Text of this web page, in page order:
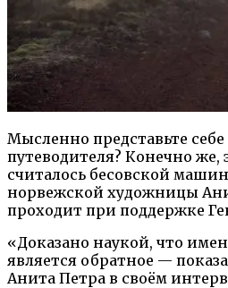
Мысленно представьте
путеводителя? Конечно же,
считалось бесовской
норвежской художницы
проходит при поддержке
«Доказано наукой, что
является обратное —
Анита Петра в своём